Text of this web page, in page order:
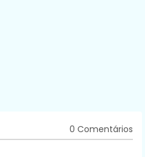
0 Comentários